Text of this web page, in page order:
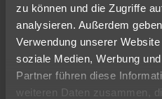
zu können und die Zugriffe
analysieren. Außerdem
Verwendung unserer
soziale Medien, Werbung
Partner führen diese
weiteren Daten zusammen,
Menorca